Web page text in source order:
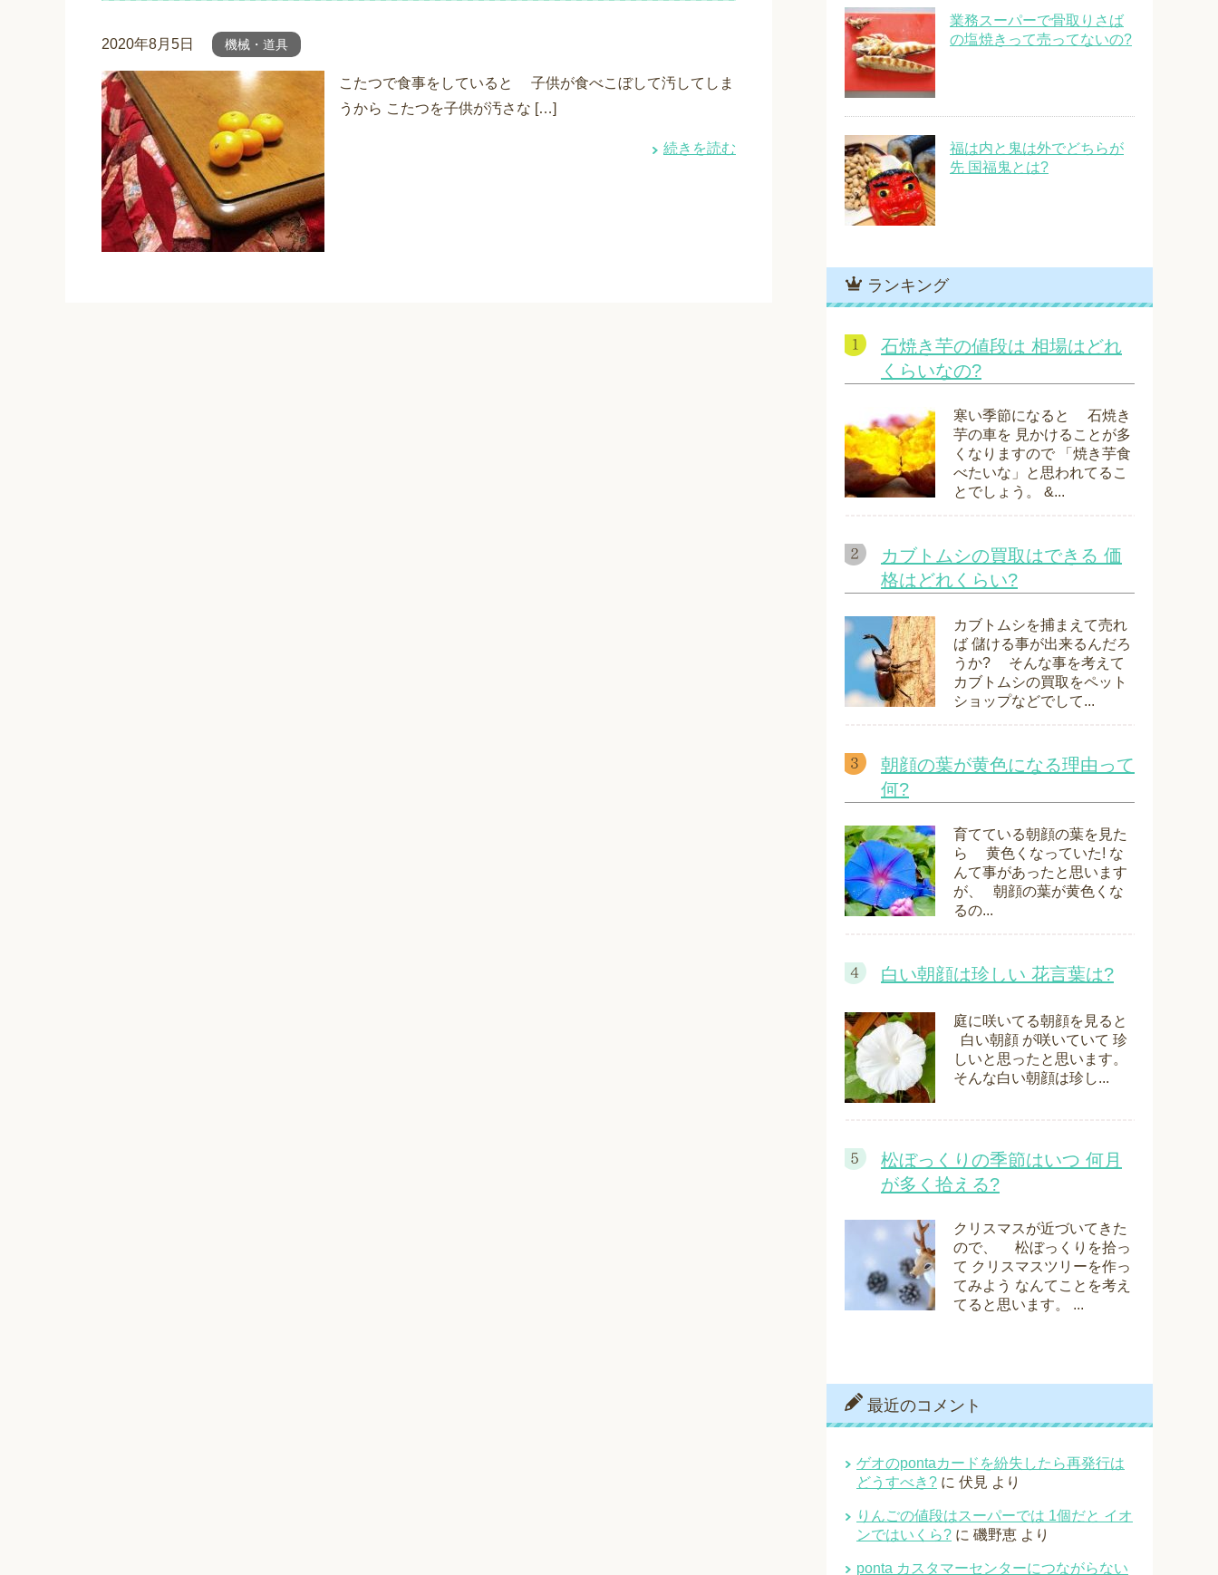
2020年8月5日 機械・道具
こたつで食事をしていると 子供が食べこぼして汚してしま
うから こたつを子供が汚さな […]
続きを読む
業務スーパーで骨取りさば
の塩焼きって売ってないの?
福は内と鬼は外でどちらが
先 国福鬼とは?
ランキング
石焼き芋の値段は 相場はどれ
くらいなの?
寒い季節になると 石焼き
芋の車を 見かけることが多
くなりますので 「焼き芋食
べたいな」と思われてるこ
とでしょう。 &...
カブトムシの買取はできる 価
格はどれくらい?
カブトムシを捕まえて売れ
ば 儲ける事が出来るんだろ
うか? そんな事を考えて
カブトムシの買取をペット
ショップなどでして...
朝顔の葉が黄色になる理由って
何?
育てている朝顔の葉を見た
ら 黄色くなっていた! な
んて事があったと思います
が、 朝顔の葉が黄色くな
るの...
白い朝顔は珍しい 花言葉は?
庭に咲いてる朝顔を見ると
白い朝顔 が咲いていて 珍
しいと思ったと思います。
そんな白い朝顔は珍し...
松ぼっくりの季節はいつ 何月
が多く拾える?
クリスマスが近づいてきた
ので、 松ぼっくりを拾っ
て クリスマスツリーを作っ
てみよう なんてことを考え
てると思います。 ...
最近のコメント
ゲオのpontaカードを紛失したら再発行は
どうすべき? に 伏見 より
りんごの値段はスーパーでは 1個だと イオ
ンではいくら? に 磯野恵 より
ponta カスタマーセンターにつながらない